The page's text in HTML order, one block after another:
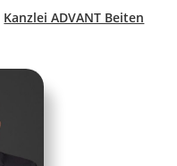
Kanzlei ADVANT Beiten